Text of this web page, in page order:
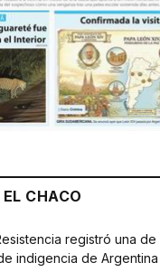
EL CHACO
registró una de
indigencia de Argentina